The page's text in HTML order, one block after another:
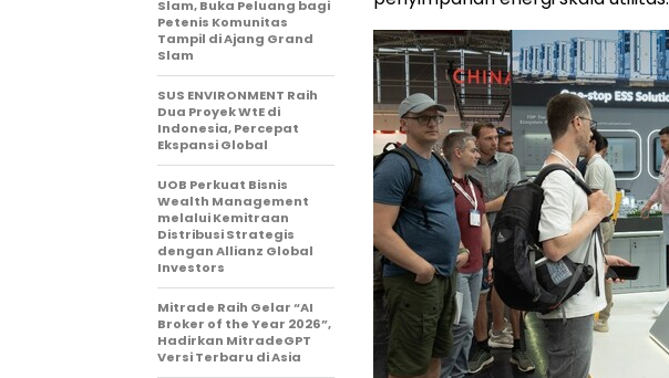
Slam, Buka Peluang bagi
Petenis Komunitas
Tampil di Ajang Grand
Slam
SUS ENVIRONMENT Raih
Dua Proyek WtE di
Indonesia, Percepat
Ekspansi Global
UOB Perkuat Bisnis
Wealth Management
melalui Kemitraan
Distribusi Strategis
dengan Allianz Global
Investors
Mitrade Raih Gelar “AI
Broker of the Year 2026”,
Hadirkan MitradeGPT
Versi Terbaru di Asia